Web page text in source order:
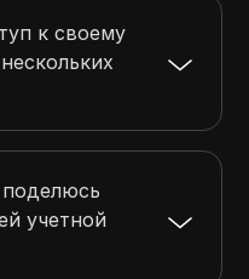
к своему
учетной